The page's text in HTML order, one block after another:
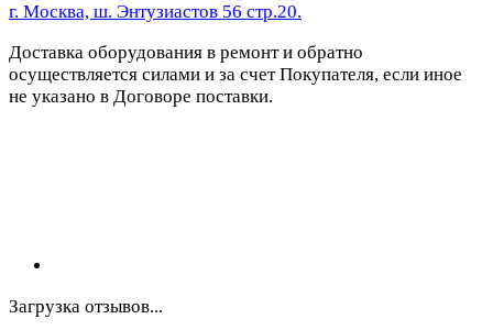
г. Москва, ш. Энтузиастов 56 стр.20.
Доставка оборудования в ремонт и обратно
осуществляется силами и за счет Покупателя, если иное
не указано в Договоре поставки.
Загрузка отзывов...